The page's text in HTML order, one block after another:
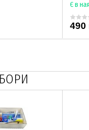
Є в
490